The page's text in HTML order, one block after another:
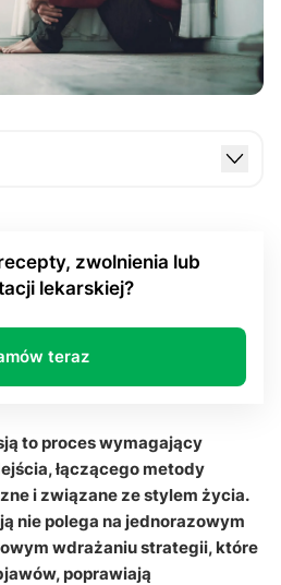
farmakoterapia?
na depresję?
mogą pomóc w depresji?
profesjonalnej pomocy?
zwolnienia lub
lekarskiej?
teraz
to proces wymagający
łączącego metody
i związane ze stylem życia.
nie polega na jednorazowym
wdrażaniu strategii, które
poprawiają